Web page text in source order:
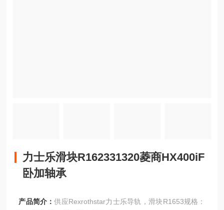
力士乐滑块R162331320菱商HX400iF
卧加轴承
产品简介：供应Rexrothstar力士乐导轨，滑块R1653规格：